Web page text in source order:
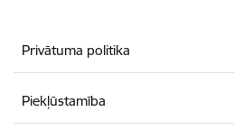
Privātuma politika
Piekļūstamība